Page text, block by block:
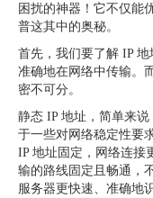
困扰的神器！它不仅能
普这其中的奥秘。
首先，我们要了解 IP
准确地在网络中传输。
密不可分。
静态 IP 地址，简单来
于一些对网络稳定性要
IP 地址固定，网络连接
输的路线固定且畅通，
服务器更快速、准确地